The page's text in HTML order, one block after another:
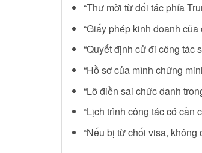
“Thư mời từ đối tác phía
“Giấy phép kinh doanh
“Quyết định cử đi công tác
“Hồ sơ của mình chứng
“Lỡ điền sai chức danh
“Lịch trình công tác có cần
“Nếu bị từ chối visa, không